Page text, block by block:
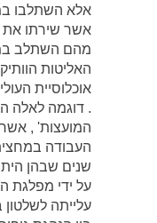
אלא השתלבו
אשר שירתו את
מהם השתלב
האליטות
אוכלוסיית
. דוגמה לאלה
המועצות' ,
שנים שבהן
על ידי מפלגת